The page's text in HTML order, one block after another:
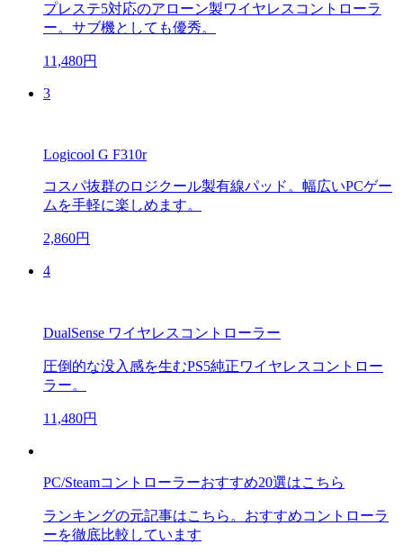
プレステ5対応のアローン製ワイヤレスコントローラ
ー。サブ機としても優秀。
11,480円
3
Logicool G F310r
コスパ抜群のロジクール製有線パッド。幅広いPCゲー
ムを手軽に楽しめます。
2,860円
4
DualSense ワイヤレスコントローラー
圧倒的な没入感を生むPS5純正ワイヤレスコントロー
ラー。
11,480円
PC/Steamコントローラーおすすめ20選はこちら
ランキングの元記事はこちら。おすすめコントローラ
ーを徹底比較しています